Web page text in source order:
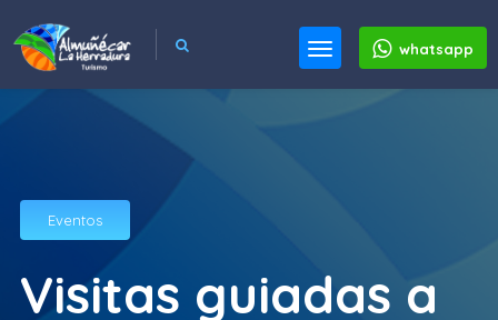
whatsapp
Eventos
Visitas guiadas a